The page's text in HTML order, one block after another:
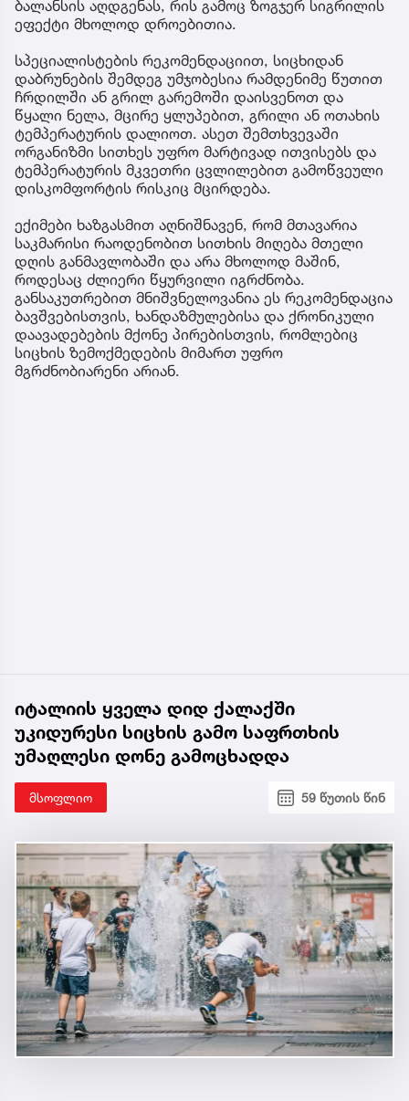
ბალანსის აღდგენას, რის გამოც ზოგჯერ სიგრილის
ეფექტი მხოლოდ დროებითია.
სპეციალისტების რეკომენდაციით, სიცხიდან
დაბრუნების შემდეგ უმჯობესია რამდენიმე წუთით
ჩრდილში ან გრილ გარემოში დაისვენოთ და
წყალი ნელა, მცირე ყლუპებით, გრილი ან ოთახის
ტემპერატურის დალიოთ. ასეთ შემთხვევაში
ორგანიზმი სითხეს უფრო მარტივად ითვისებს და
ტემპერატურის მკვეთრი ცვლილებით გამოწვეული
დისკომფორტის რისკიც მცირდება.
ექიმები ხაზგასმით აღნიშნავენ, რომ მთავარია
საკმარისი რაოდენობით სითხის მიღება მთელი
დღის განმავლობაში და არა მხოლოდ მაშინ,
როდესაც ძლიერი წყურვილი იგრძნობა.
განსაკუთრებით მნიშვნელოვანია ეს რეკომენდაცია
ბავშვებისთვის, ხანდაზმულებისა და ქრონიკული
დაავადებების მქონე პირებისთვის, რომლებიც
სიცხის ზემოქმედების მიმართ უფრო
მგრძნობიარენი არიან.
იტალიის ყველა დიდ ქალაქში
უკიდურესი სიცხის გამო საფრთხის
უმაღლესი დონე გამოცხადდა
მსოფლიო 59 წუთის წინ